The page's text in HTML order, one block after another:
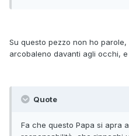
Su questo pezzo non ho
arcobaleno davanti agli occhi,
Quote
Fa che questo Papa si apra